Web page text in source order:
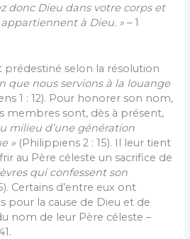
donc Dieu dans votre corps et
à Dieu. » – 1
prédestiné selon la résolution
que nous servions à la louange
1 : 12). Pour honorer son nom,
membres sont, dès à présent,
milieu d’une génération
» (Philippiens 2 : 15). Il leur tient
au Père céleste un sacrifice de
qui confessent son
Certains d’entre eux ont
pour la cause de Dieu et de
nom de leur Père céleste –